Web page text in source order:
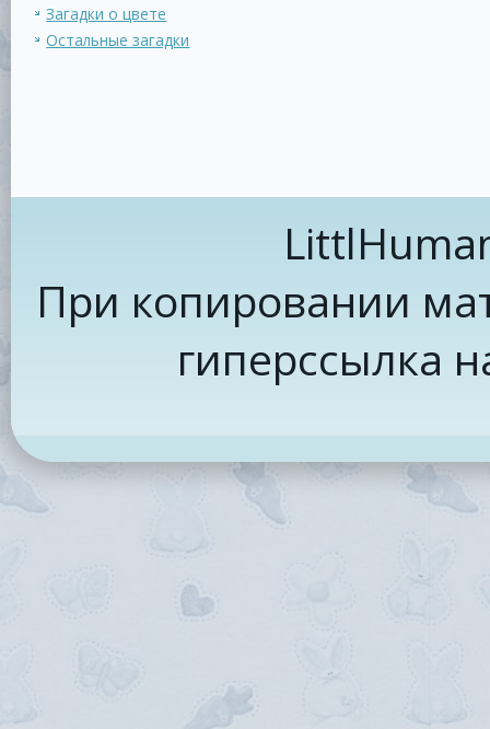
Загадки о цвете
Остальные загадки
При копировании
гиперссылка